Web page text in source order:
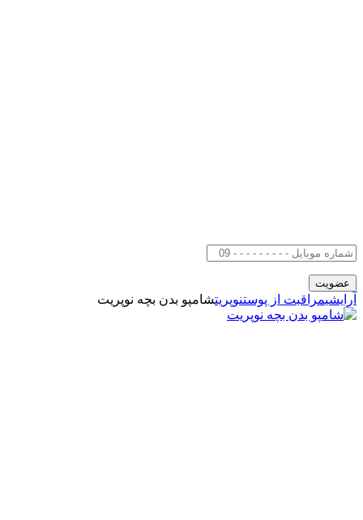
آرایشیمراقبت از پوستنوپریتشامپو بدن بچه نوپریت